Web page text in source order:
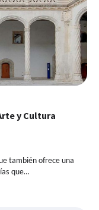
y Cultura
también ofrece una
que…